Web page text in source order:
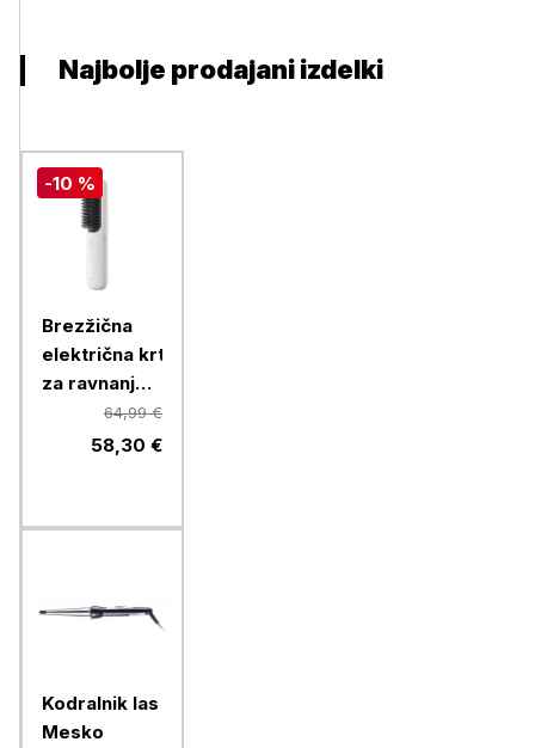
Najbolje prodajani izdelki
-10 %
Brezžična
električna krtača
za ravnanje
las Xiaomi64,99 €
58,30 €
Kodralnik las
Mesko